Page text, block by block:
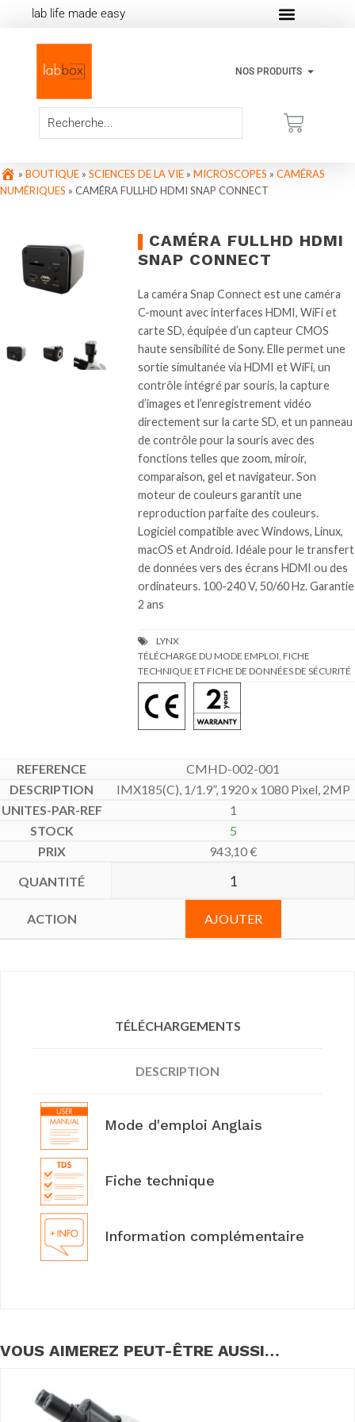
lab life made easy
NOS PRODUITS
» BOUTIQUE » SCIENCES DE LA VIE » MICROSCOPES » CAMÉRAS
NUMÉRIQUES » CAMÉRA FULLHD HDMI SNAP CONNECT
CAMÉRA FULLHD HDMI
SNAP CONNECT
La caméra Snap Connect est une caméra
C-mount avec interfaces HDMI, WiFi et
carte SD, équipée d’un capteur CMOS
haute sensibilité de Sony. Elle permet une
sortie simultanée via HDMI et WiFi, un
contrôle intégré par souris, la capture
d’images et l’enregistrement vidéo
directement sur la carte SD, et un panneau
de contrôle pour la souris avec des
fonctions telles que zoom, miroir,
comparaison, gel et navigateur. Son
moteur de couleurs garantit une
reproduction parfaite des couleurs.
Logiciel compatible avec Windows, Linux,
macOS et Android. Idéale pour le transfert
de données vers des écrans HDMI ou des
ordinateurs. 100-240 V, 50/60 Hz. Garantie
2 ans
TÉLÉCHARGE DU MODE EMPLOI, FICHE
TECHNIQUE ET FICHE DE DONNÉES DE SÉCURITÉ
CMHD-002-001
IMX185(C), 1/1.9”, 1920 x 1080 Pixel, 2MP
1
5
943,10€
AJOUTER
TÉLÉCHARGEMENTS
DESCRIPTION
Mode d'emploi Anglais
Fiche technique
Information complémentaire
VOUS AIMEREZ PEUT-ÊTRE AUSSI…